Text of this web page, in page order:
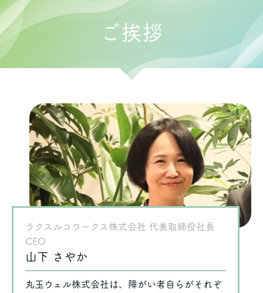
ご挨拶
ラクスルコワークス株式会社 代表取締役社長
CEO
山下 さやか
丸玉ウェル株式会社は、障がい者自らがそれぞ